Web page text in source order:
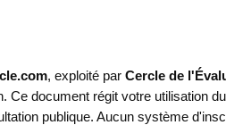
, exploité par Cercle de
Ce document régit votre utilisation
publique. Aucun système